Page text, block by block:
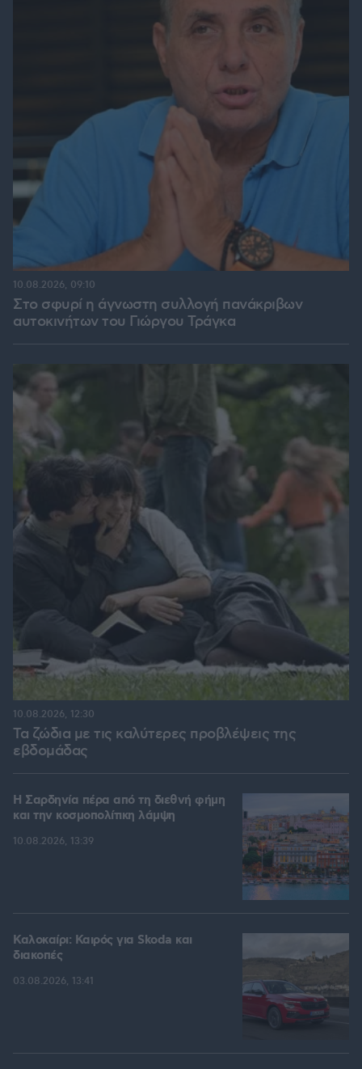
Στο σφυρί η άγνωστη συλλογή πανάκριβων
αυτοκινήτων του Γιώργου Τράγκα
10.08.2026, 09:10
Τα ζώδια με τις καλύτερες προβλέψεις της
εβδομάδας
10.08.2026, 12:30
Η Σαρδηνία πέρα από τη διεθνή φήμη
και την κοσμοπολίτικη λάμψη
10.08.2026, 13:39
Καλοκαίρι: Καιρός για Skoda και
διακοπές
03.08.2026, 13:41